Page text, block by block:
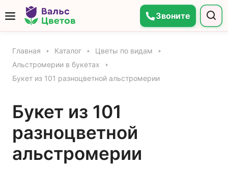
Звоните
Главная Каталог
Цветы по видам
Альстромерии в букетах
Букет из 101 разноцветной альстромерии
Букет из 101
разноцветной
альстромерии